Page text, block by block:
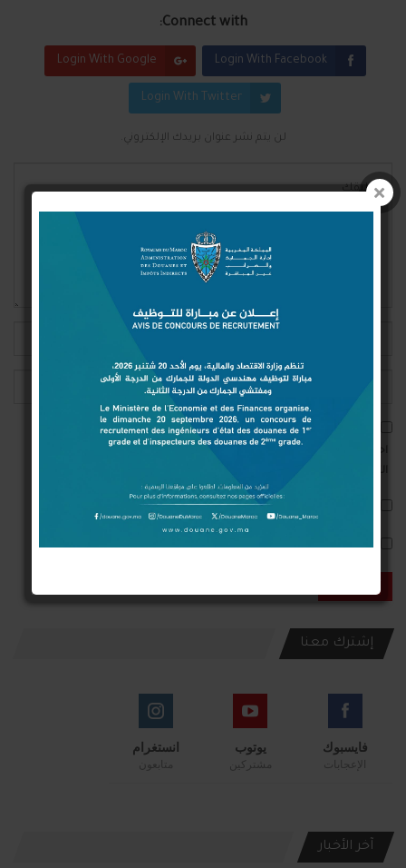
Connect with:
Login With Facebook
Login With Google
Login With Twitter
لن يتم نشر عنوان بريدك الإلكتروني.
أعلمني بمتابعة التعليقات بواسطة البريد الإلكتروني.
أعلمني بالمواضيع الجديدة بواسطة البريد الإلكتروني.
إشترك معنا
فايسبوك
الإعجابات
يوتوب
مشتركين
انستغرام
متابعون
آخر الأخبار